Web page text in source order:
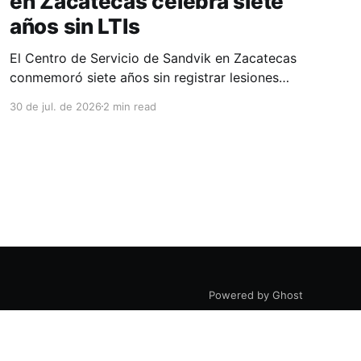
años sin LTIs
El Centro de Servicio de Sandvik en Zacatecas
conmemoró siete años sin registrar lesiones
la consolidación de una cultura de seguridad
30 de jul. de 20262 min read
Powered by Ghost